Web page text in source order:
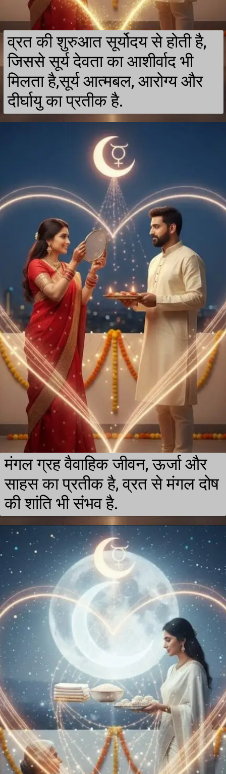
व्रत की शुरुआत सूर्योदय से होती है,
जिससे सूर्य देवता का आशीर्वाद भी
मिलता है,सूर्य आत्मबल, आरोग्य और
दीर्घायु का प्रतीक है.
मंगल ग्रह वैवाहिक जीवन, ऊर्जा और
साहस का प्रतीक है, व्रत से मंगल दोष
की शांति भी संभव है.